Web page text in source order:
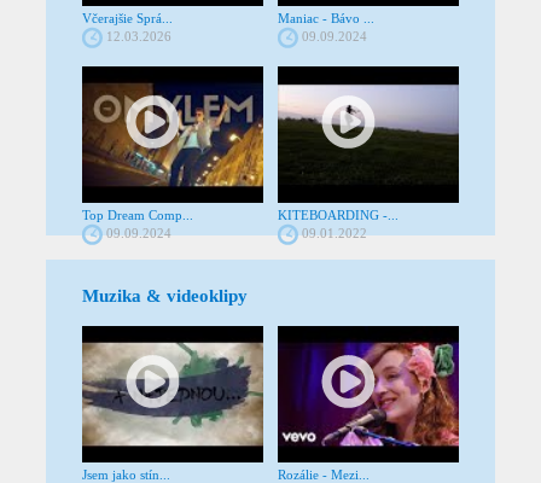
Včerajšie Sprá...
12.03.2026
Maniac - Bávo ...
09.09.2024
Top Dream Comp...
09.09.2024
KITEBOARDING -...
09.01.2022
Muzika & videoklipy
Jsem jako stín...
Rozálie - Mezi...